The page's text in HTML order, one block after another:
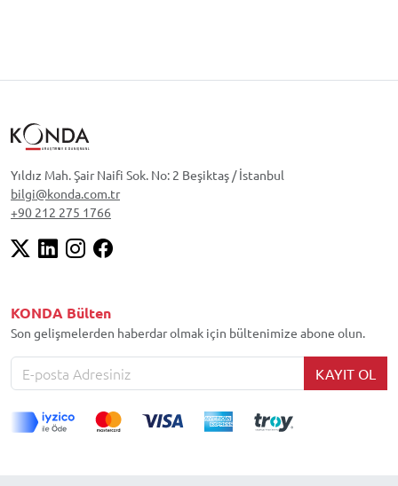
Yıldız Mah. Şair Naifi Sok. No: 2 Beşiktaş / İstanbul
bilgi@konda.com.tr
+90 212 275 1766
KONDA Bülten
Son gelişmelerden haberdar olmak için bültenimize abone olun.
KAYIT OL